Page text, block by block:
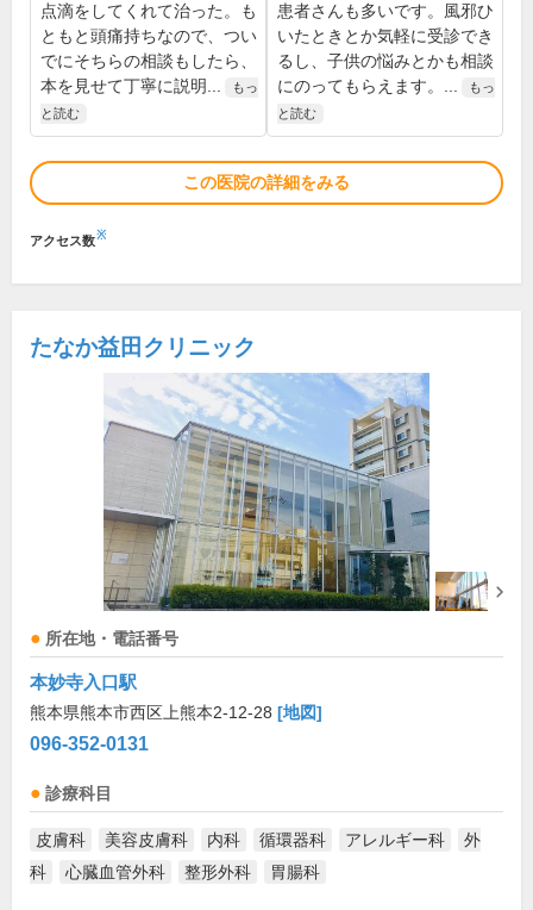
点滴をしてくれて治った。も
ともと頭痛持ちなので、つい
でにそちらの相談もしたら、
本を見せて丁寧に説明...
もっ
と読む
患者さんも多いです。風邪ひ
いたときとか気軽に受診でき
るし、子供の悩みとかも相談
にのってもらえます。...
もっ
と読む
この医院の詳細をみる
アクセス数※
たなか益田クリニック
所在地・電話番号
本妙寺入口駅
熊本県熊本市西区上熊本2-12-28 [地図]
096-352-0131
診療科目
皮膚科 美容皮膚科 内科 循環器科 アレルギー科
外
科
心臓血管外科 整形外科 胃腸科